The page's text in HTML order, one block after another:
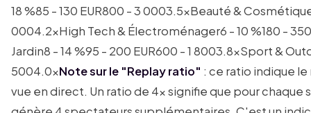
18 %85 - 130 EUR800 - 3 0003.5xBeauté &
0004.2xHigh Tech & Électroménager6 - 10 %180 -
Jardin8 - 14 %95 - 200 EUR600 - 1 8003.8xSport &
5004.0xNote sur le "Replay ratio" : ce ratio indique
vue en direct. Un ratio de 4x signifie que pour